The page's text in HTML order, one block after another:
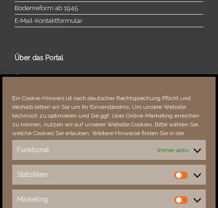
Ein Cookie-Hinweis ist nach deutscher Rechtsprechung Pflicht und
deshalb bitten wir Sie um Ihr Einverständnis: Um unsere Website
technisch zu optimieren und Sie ggf. über Online-Marketing erreichen
zu können, nutzen wir auf unserer Website Cookies. Bitte wählen Sie,
welche Cookies Sie erlauben. Weitere Hinweise finden Sie in der
Funktional Immer aktiv
Statistiken
Statistiken
Marketing
Marketing
Bodenreform ab 1945
E‑Mail-​​Kontaktformular
Über das Portal
Über dieses Portal
Fehler bemerkt?
Besucher seit 08/​2021
This Week
31987